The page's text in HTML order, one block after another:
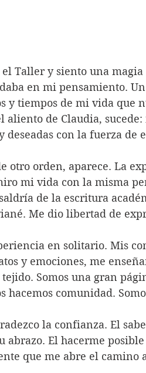
en mi pensamiento.
y tiempos de mi vida que
aliento de Claudia,
deseadas con la fuerza de
mi vida con la misma
de la escritura
Me dio libertad de
y emociones, me
Somos una gran
hacemos comunidad.
abrazo. El hacerme
que me abre el camino